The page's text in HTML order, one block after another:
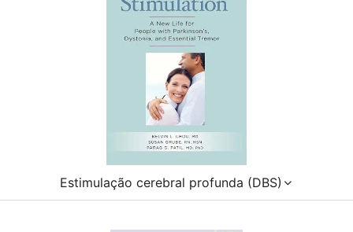
Estimulação cerebral profunda (DBS)